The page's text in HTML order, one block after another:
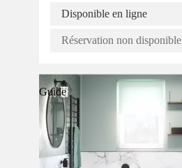
Disponible en ligne
Réservation non disponible
Guide